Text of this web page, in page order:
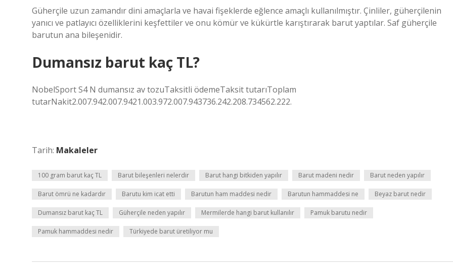
Güherçile uzun zamandır dini amaçlarla ve havai fişeklerde eğlence amaçlı kullanılmıştır. Çinliler, güherçilenin
yanıcı ve patlayıcı özelliklerini keşfettiler ve onu kömür ve kükürtle karıştırarak barut yaptılar. Saf güherçile
barutun ana bileşenidir.
Dumansız barut kaç TL?
NobelSport S4 N dumansız av tozuTaksitli ödemeTaksit tutarıToplam
tutarNakit2.007.942.007.9421.003.972.007.943736.242.208.734562.222.
Tarih: Makaleler
100 gram barut kaç TL Barut bileşenleri nelerdir Barut hangi bitkiden yapılır Barut madeni nedir Barut neden yapılır
Barut ömrü ne kadardır Barutu kim icat etti Barutun ham maddesi nedir Barutun hammaddesi ne Beyaz barut nedir
Dumansız barut kaç TL Güherçile neden yapılır Mermilerde hangi barut kullanılır Pamuk barutu nedir
Pamuk hammaddesi nedir Türkiyede barut üretiliyor mu